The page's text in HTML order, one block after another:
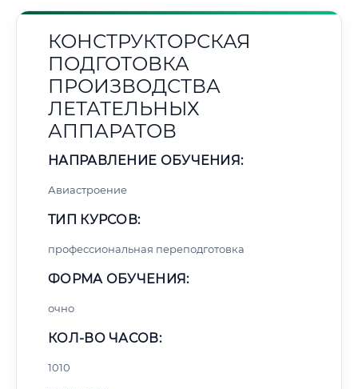
КОНСТРУКТОРСКАЯ
ПОДГОТОВКА
ПРОИЗВОДСТВА
ЛЕТАТЕЛЬНЫХ
АППАРАТОВ
НАПРАВЛЕНИЕ ОБУЧЕНИЯ:
Авиастроение
ТИП КУРСОВ:
профессиональная переподготовка
ФОРМА ОБУЧЕНИЯ:
очно
КОЛ-ВО ЧАСОВ:
1010